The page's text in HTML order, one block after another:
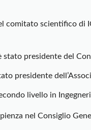
comitato scientifico di
presidente del
presidente
livello in
nel Consiglio